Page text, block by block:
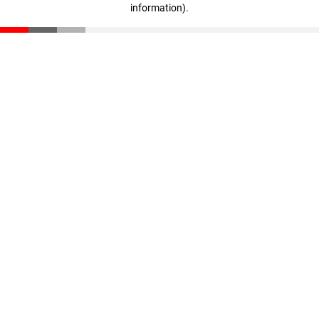
information).